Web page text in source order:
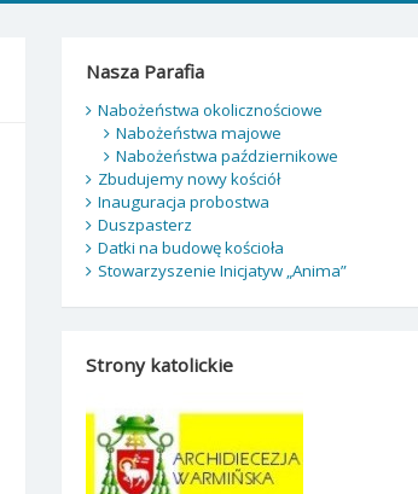
Nasza Parafia
Nabożeństwa okolicznościowe
Nabożeństwa majowe
Nabożeństwa październikowe
Zbudujemy nowy kościół
Inauguracja probostwa
Duszpasterz
Datki na budowę kościoła
Stowarzyszenie Inicjatyw „Anima”
Strony katolickie